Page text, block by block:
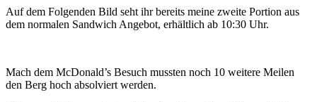
Auf dem Folgenden Bild seht ihr bereits meine zweite Portion aus
dem normalen Sandwich Angebot, erhältlich ab 10:30 Uhr.
Mach dem McDonald’s Besuch mussten noch 10 weitere Meilen
den Berg hoch absolviert werden.